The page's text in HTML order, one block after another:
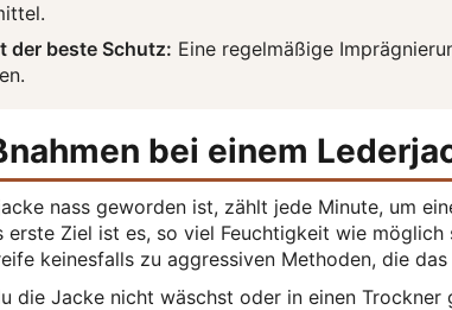
der beste Schutz: Eine regelmäßige
bei einem
nass geworden ist, zählt jede Minute, um
erste Ziel ist es, so viel Feuchtigkeit wie
keinesfalls zu aggressiven Methoden, die
die Jacke nicht wäschst oder in einen